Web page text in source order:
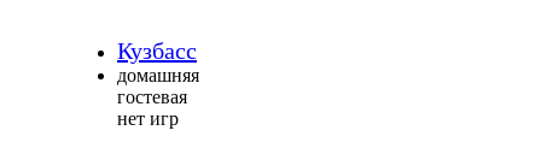
Кузбасс
домашняя
гостевая
нет игр